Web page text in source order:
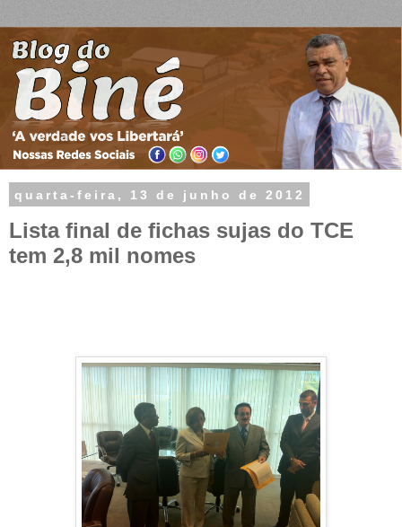
quarta-feira, 13 de junho de 2012
Lista final de fichas sujas do TCE
tem 2,8 mil nomes